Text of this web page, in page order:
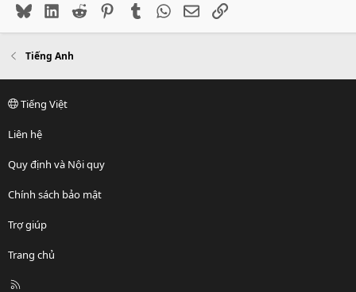
BlueskyLinkedIn
Reddit PinterestTumblr WhatsApp
EmailLink
Tiếng Anh
Tiếng Việt
Liên hệ
Quy định và Nội quy
Chính sách bảo mật
Trợ giúp
Trang chủ
R